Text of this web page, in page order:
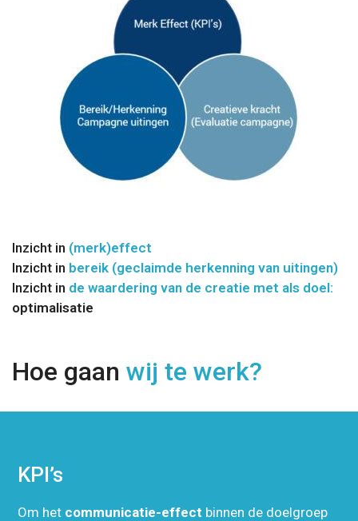
Inzicht in (merk)effect
Inzicht in bereik (geclaimde herkenning van uitingen)
Inzicht in de waardering van de creatie met als doel:
optimalisatie
Hoe gaan wij te werk?
KPI’s
Om het communicatie-effect binnen de doelgroep